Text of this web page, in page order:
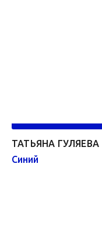
ТАТЬЯНА ГУЛЯЕВА
Синий